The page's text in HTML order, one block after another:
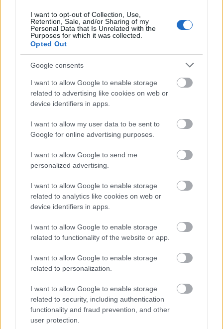
I want to opt-out of Collection, Use,
Retention, Sale, and/or Sharing of my
Personal Data that Is Unrelated with the
Purposes for which it was collected.
Opted Out
Google consents
I want to allow Google to enable storage
related to advertising like cookies on web or
device identifiers in apps.
I want to allow my user data to be sent to
Google for online advertising purposes.
I want to allow Google to send me
personalized advertising.
I want to allow Google to enable storage
related to analytics like cookies on web or
device identifiers in apps.
I want to allow Google to enable storage
related to functionality of the website or app.
I want to allow Google to enable storage
related to personalization.
I want to allow Google to enable storage
related to security, including authentication
functionality and fraud prevention, and other
user protection.
3. Bármennyit lehet fogyni, de alakváltók csak
sci-fi filmekben vannak. Ha a testtípusodat
akarod megváltoztatni, azt a csatát nem fogod
megnyerni.
4. Vannak, akik nem tudnak lefutni egy
szigetkört, nem tudnak reggel hatra az egész
családnak zöld levet
gyártani, és nem tudnak
heti ötször edzeni. De világsztár, rákkutató,
tanár meg árufeltöltő sem tud bárki lenni,
viszont mindenkire nagy szükség van.
megtenni, hanem arra, hogy
További cikkeink